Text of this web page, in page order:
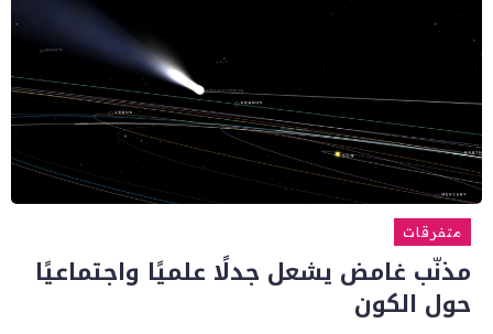
متفرقات
مذنّب غامض يشعل جدلًا علميًا واجتماعيًا
حول الكون